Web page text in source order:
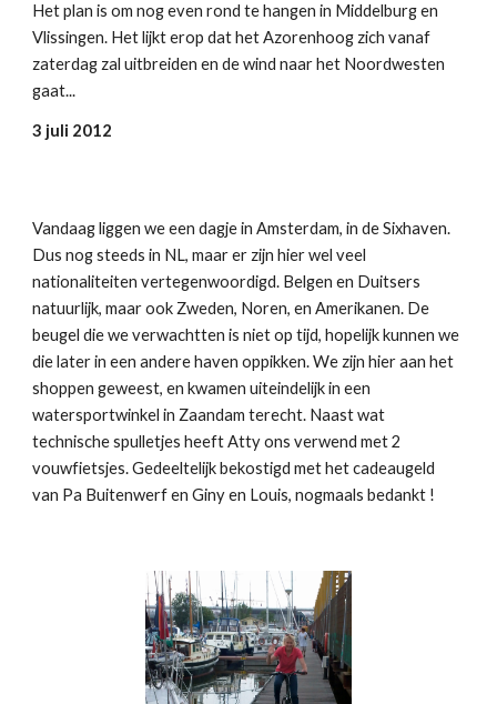
Het plan is om nog even rond te hangen in Middelburg en
Vlissingen. Het lijkt erop dat het Azorenhoog zich vanaf
zaterdag zal uitbreiden en de wind naar het Noordwesten
gaat...
3 juli 2012
Vandaag liggen we een dagje in Amsterdam, in de Sixhaven.
Dus nog steeds in NL, maar er zijn hier wel veel
nationaliteiten vertegenwoordigd. Belgen en Duitsers
natuurlijk, maar ook Zweden, Noren, en Amerikanen. De
beugel die we verwachtten is niet op tijd, hopelijk kunnen we
die later in een andere haven oppikken. We zijn hier aan het
shoppen geweest, en kwamen uiteindelijk in een
watersportwinkel in Zaandam terecht. Naast wat
technische spulletjes heeft Atty ons verwend met 2
vouwfietsjes. Gedeeltelijk bekostigd met het cadeaugeld
van Pa Buitenwerf en Giny en Louis, nogmaals bedankt !